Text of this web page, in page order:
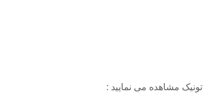
مشاهده می نمایید :